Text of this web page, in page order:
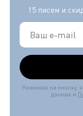
15 писем и
Нажимая на кнопку,
данных и